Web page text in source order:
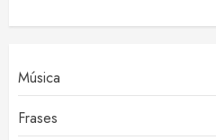
Música
Frases